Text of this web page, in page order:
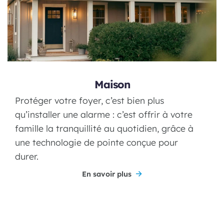
Maison
Protéger votre foyer, c’est bien plus
qu’installer une alarme : c’est offrir à votre
famille la tranquillité au quotidien, grâce à
une technologie de pointe conçue pour
durer.
En savoir plus